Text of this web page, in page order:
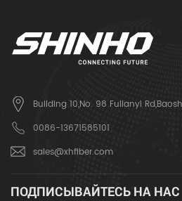
Building 10,No. 98 Fulianyi
0086-13671585101
sales@xhfiber.com
ПОДПИСЫВАЙТЕСЬ НА НАС